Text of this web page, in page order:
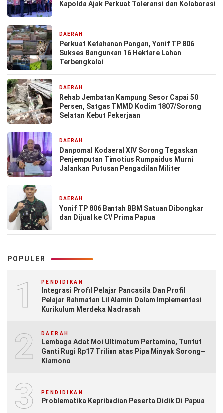
Kapolda Ajak Perkuat Toleransi dan Kolaborasi
DAERAH
Perkuat Ketahanan Pangan, Yonif TP 806
Sukses Bangunkan 16 Hektare Lahan
Terbengkalai
DAERAH
Rehab Jembatan Kampung Sesor Capai 50
Persen, Satgas TMMD Kodim 1807/Sorong
Selatan Kebut Pekerjaan
DAERAH
Danpomal Kodaeral XIV Sorong Tegaskan
Penjemputan Timotius Rumpaidus Murni
Jalankan Putusan Pengadilan Militer
DAERAH
Yonif TP 806 Bantah BBM Satuan Dibongkar
dan Dijual ke CV Prima Papua
POPULER
1 PENDIDIKAN
Integrasi Profil Pelajar Pancasila Dan Profil
Pelajar Rahmatan Lil Alamin Dalam Implementasi
Kurikulum Merdeka Madrasah
2 DAERAH
Lembaga Adat Moi Ultimatum Pertamina, Tuntut
Ganti Rugi Rp17 Triliun atas Pipa Minyak Sorong–
Klamono
3 PENDIDIKAN
Problematika Kepribadian Peserta Didik Di Papua